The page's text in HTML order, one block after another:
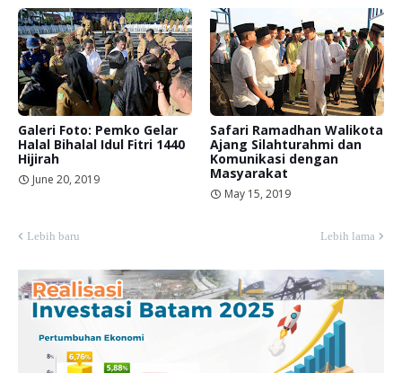
Galeri Foto: Pemko Gelar
Halal Bihalal Idul Fitri 1440
Hijirah
June 20, 2019
Safari Ramadhan Walikota
Ajang Silahturahmi dan
Komunikasi dengan
Masyarakat
May 15, 2019
Lebih baru Lebih lama